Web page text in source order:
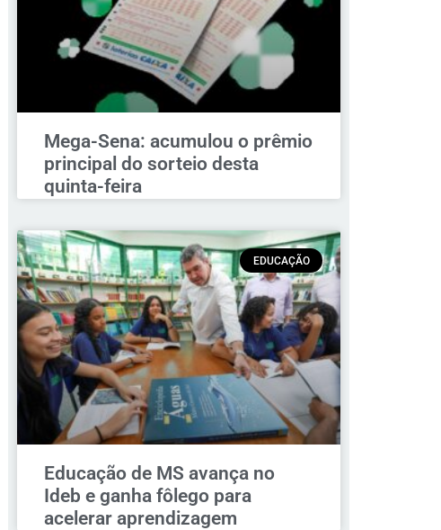
Mega-Sena: acumulou o prêmio
principal do sorteio desta
quinta-feira
EDUCAÇÃO
Educação de MS avança no
Ideb e ganha fôlego para
acelerar aprendizagem